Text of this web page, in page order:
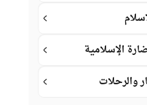
الإسلامية
والرحلات